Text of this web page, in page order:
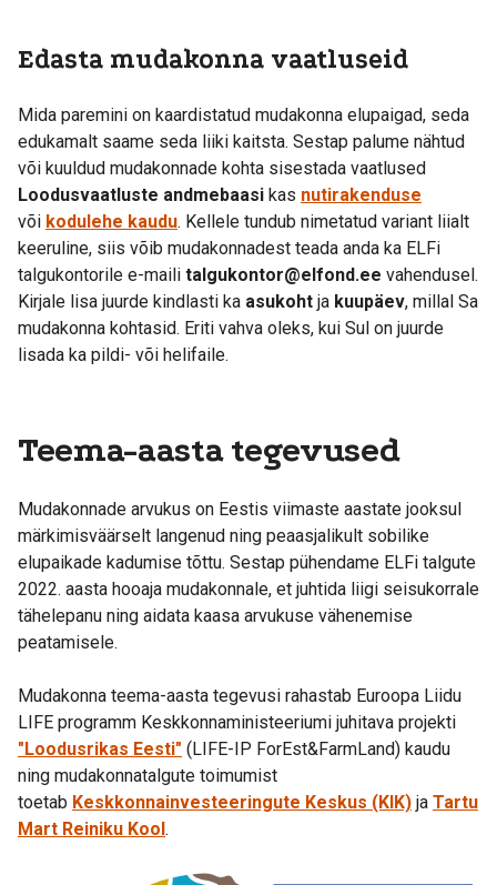
Edasta mudakonna vaatluseid
Mida paremini on kaardistatud mudakonna elupaigad, seda
edukamalt saame seda liiki kaitsta. Sestap palume nähtud
või kuuldud mudakonnade kohta sisestada vaatlused
Loodusvaatluste andmebaasi kas nutirakenduse
või kodulehe kaudu. Kellele tundub nimetatud variant liialt
keeruline, siis võib mudakonnadest teada anda ka ELFi
talgukontorile e-maili talgukontor@elfond.ee vahendusel.
Kirjale lisa juurde kindlasti ka asukoht ja kuupäev, millal Sa
mudakonna kohtasid. Eriti vahva oleks, kui Sul on juurde
lisada ka pildi- või helifaile.
Teema-aasta tegevused
Mudakonnade arvukus on Eestis viimaste aastate jooksul
märkimisväärselt langenud ning peaasjalikult sobilike
elupaikade kadumise tõttu. Sestap pühendame ELFi talgute
2022. aasta hooaja mudakonnale, et juhtida liigi seisukorrale
tähelepanu ning aidata kaasa arvukuse vähenemise
peatamisele.
Mudakonna teema-aasta tegevusi rahastab Euroopa Liidu
LIFE programm Keskkonnaministeeriumi juhitava projekti
"Loodusrikas Eesti" (LIFE-IP ForEst&FarmLand) kaudu
ning mudakonnatalgute toimumist
toetab Keskkonnainvesteeringute Keskus (KIK) ja Tartu
Mart Reiniku Kool.